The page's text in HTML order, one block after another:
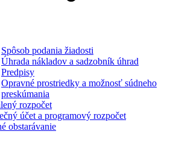
Spôsob podania žiadosti
Úhrada nákladov a sadzobník úhrad
Predpisy
Opravné prostriedky a možnosť súdneho
preskúmania
rozpočet
účet a programový rozpočet
obstarávanie